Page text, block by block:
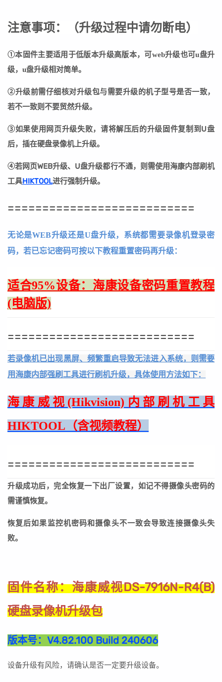
注意事项： （升级过程中请勿断电）
①本固件主要适用于低版本升级高版本，可web升级也可u盘升
级，u盘升级相对简单。
②升级前需仔细核对升级包与需要升级的机子型号是否一致，
若不一致则不要贸然升级。
③如果使用网页升级失败，请将解压后的升级固件复制到U盘
后，插在硬盘录像机上升级。
④若网页WEB升级、U盘升级都行不通，则需使用海康内部刷机
工具HIKTOOL进行强制升级。
===========================
无论是WEB升级还是U盘升级，系统都需要录像机登录密
码，若已忘记密码可按以下教程重置密码再升级：
适合95%设备：海康设备密码重置教程
(电脑版)
===========================
若录像机已出现黑屏、频繁重启导致无法进入系统，则需要
用海康内部强刷工具进行刷机升级，具体使用方法如下：
海康威视(Hikvision)内部刷机工具
HIKTOOL（含视频教程）
===========================
升级成功后，完全恢复一下出厂设置，如记不得摄像头密码的
需谨慎恢复。
恢复后如果监控机密码和摄像头不一致会导致连接摄像头失
败。
固件名称：海康威视DS-7916N-R4(B)
硬盘录像机升级包
版本号： V4.82.100 Build 240606
设备升级有风险，请确认是否一定要升级设备。